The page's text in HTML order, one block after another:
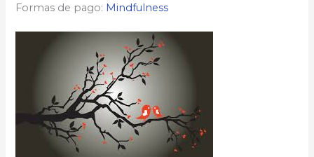
Formas de pago: Mindfulness